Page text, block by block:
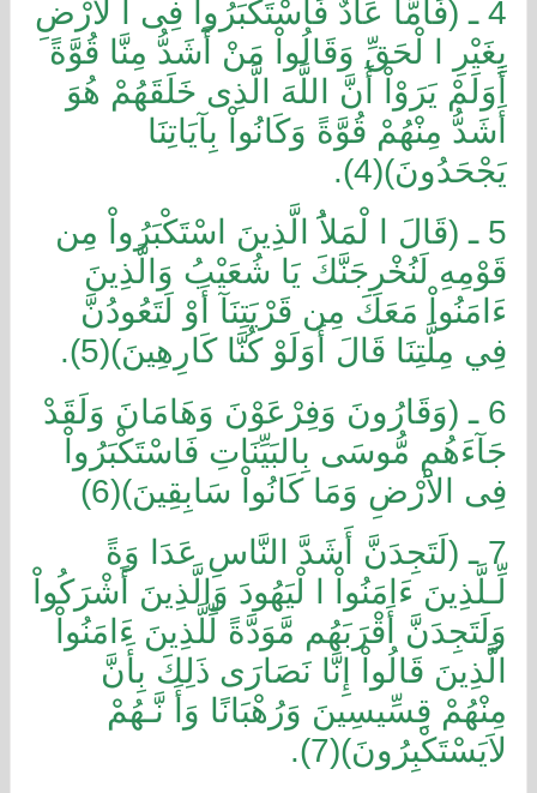
4 ـ (فَأَمَّا عَادٌ فَاسْتَكْبَرُواْ فِى ا لاْرْضِ
بِغَيْرِ ا لْحَقِّ وَقَالُواْ مَنْ أَشَدُّ مِنَّا قُوَّةً
أَوَلَمْ يَرَوْاْ أَنَّ اللَّهَ الَّذِى خَلَقَهُمْ هُوَ
أَشَدُّ مِنْهُمْ قُوَّةً وَكَانُواْ بِآيَاتِنَا
يَجْحَدُونَ)(4).
5 ـ (قَالَ ا لْمَلاَُ الَّذِينَ اسْتَكْبَرُواْ مِن
قَوْمِهِ لَنُخْرِجَنَّكَ يَا شُعَيْبُ وَالَّذِينَ
ءَامَنُواْ مَعَكَ مِن قَرْيَتِنَآ أَوْ لَتَعُودُنَّ
فِي مِلَّتِنَا قَالَ أَوَلَوْ كُنَّا كَارِهِينَ)(5).
6 ـ (وَقَارُونَ وَفِرْعَوْنَ وَهَامَانَ وَلَقَدْ
جَآءَهُم مُّوسَى بِالبَيِّنَاتِ فَاسْتَكْبَرُواْ
فِى الاَْرْضِ وَمَا كَانُواْ سَابِقِينَ)(6)
7 ـ (لَتَجِدَنَّ أَشَدَّ النَّاسِ عَدَا وَةً
لِّـلَّذِينَ ءَامَنُواْ ا لْيَهُودَ وَالَّذِينَ أَشْرَكُواْ
وَلَتَجِدَنَّ أَقْرَبَهُم مَّوَدَّةً لِّلَّذِينَ ءَامَنُواْ
الَّذِينَ قَالُواْ إِنَّا نَصَارَى ذَلِكَ بِأَنَّ
مِنْهُمْ قِسِّيسِينَ وَرُهْبَانًا وَأَ نَّـهُمْ
لاَيَسْتَكْبِرُونَ)(7).